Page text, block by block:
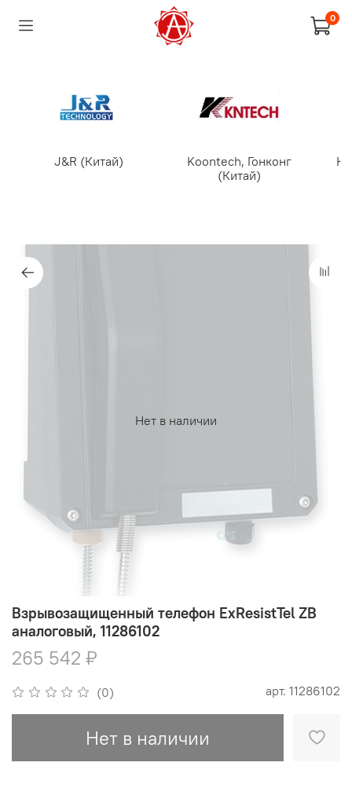
0
J&R (Китай)
Koontech, Гонконг
(Китай)
Нет в наличии
(0) арт. 11286102
Взрывозащищенный телефон ExResistTel ZB
аналоговый, 11286102
265 542 ₽
Нет в наличии